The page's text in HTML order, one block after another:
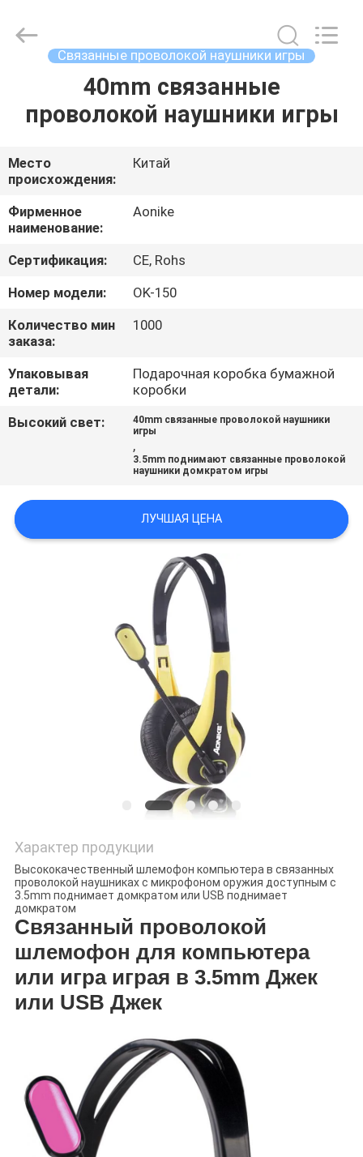
О
НАС
ПУТЕШЕСТВИЕ
ФАБРИКИ
ПРОВЕРКА
КАЧЕСТВА
СВЯЖИТЕСЬ
СПРОСИТЕ
ЦИТАТУ
Electronics
Co,ltd.
Связанные проволокой наушники игры
40mm связанные
проволокой наушники игры
Место
происхождения:
Китай
Фирменное
наименование:
Aonike
Сертификация:
CE, Rohs
Номер модели:
OK-150
Количество мин
заказа:
1000
Упаковывая
детали:
Подарочная коробка бумажной
коробки
Высокий свет:
40mm связанные проволокой наушники
игры
,
3.5mm поднимают связанные проволокой
наушники домкратом игры
ЛУЧШАЯ ЦЕНА
Характер продукции
Высококачественный шлемофон компьютера в связанных
проволокой наушниках с микрофоном оружия доступным с
3.5mm поднимает домкратом или USB поднимает
домкратом
Связанный проволокой
шлемофон для компьютера
или игра играя в 3.5mm Джек
или USB Джек